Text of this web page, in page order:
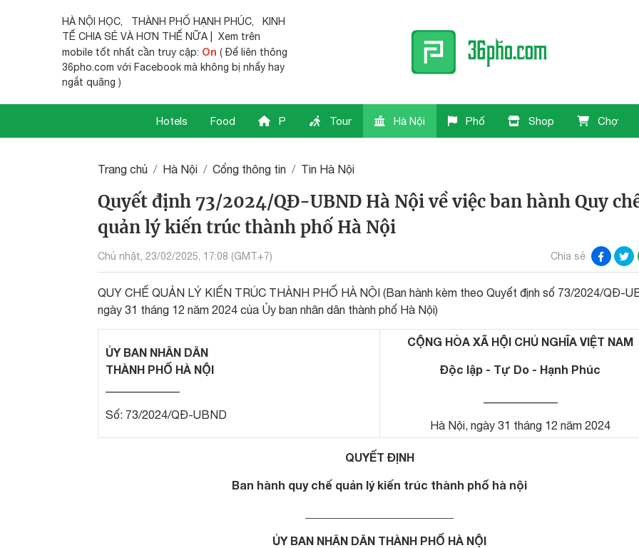
HÀ NỘI HỌC, THÀNH PHỐ HẠNH PHÚC,
KINH
TẾ CHIA SẺ VÀ HƠN THẾ NỮA | Xem trên
mobile tốt nhất cần truy cập: On ( Để liên thông
36pho.com với Facebook mà không bị nhẩy hay
ngắt quãng )
Hotels Food P Tour Hà Nội Phố Shop Chợ
Trang chủ Hà Nội Cổng thông tin Tin Hà Nội
Quyết định 73/2024/QĐ-UBND Hà Nội về việc ban hành Quy
quản lý kiến trúc thành phố Hà Nội
Chủ nhật, 23/02/2025, 17:08 (GMT+7) Chia sẻ
QUY CHẾ QUẢN LÝ KIẾN TRÚC THÀNH PHỐ HÀ NỘI (Ban hành kèm theo Quyết định số 73/2024/QĐ-
ngày 31 tháng 12 năm 2024 của Ủy ban nhân dân thành phố Hà Nội)
ỦY BAN NHÂN DÂN
THÀNH PHỐ HÀ NỘI
Số: 73/2024/QĐ-UBND
CỘNG HÒA XÃ HỘI CHỦ NGHĨA VIỆT NAM
Độc lập - Tự Do - Hạnh Phúc
Hà Nội, ngày 31 tháng 12 năm 2024
QUYẾT ĐỊNH
Ban hành quy chế quản lý kiến trúc thành phố hà nội
ỦY BAN NHÂN DÂN THÀNH PHỐ HÀ NỘI